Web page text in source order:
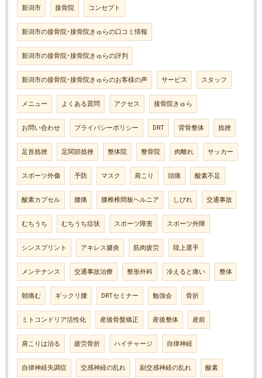
新潟市 接骨院 コンセプト
新潟市の接骨院･接骨院きゅらの口コミ情報
新潟市の接骨院･接骨院きゅらの評判
新潟市の接骨院･接骨院きゅらのお客様の声 サービス スタッフ
メニュー よくある質問 アクセス 接骨院きゅら
お問い合わせ プライバシーポリシー DRT 背骨整体 捻挫
足首捻挫 足関節捻挫 整体院 整骨院 肉離れ サッカー
スポーツ外傷 予防 マスク 肩こり 頭痛 酸素不足
酸素カプセル 腰痛 腰椎椎間板ヘルニア しびれ 交通事故
むちうち むちうち症状 スポーツ障害 スポーツ外障
シンスプリント アキレス腱炎 筋肉疲労 陸上選手
メンテナンス 交通事故治療 整形外科 冷えると痛い 整体
朝痛む ギックリ腰 DRTセミナー 勉強会 骨折
ミトコンドリア活性化 産後骨盤矯正 産後整体 産前
肩こりは治る 疲労骨折 ハイチャージ 自律神経
自律神経失調症 交感神経の乱れ 副交感神経の乱れ 酸素